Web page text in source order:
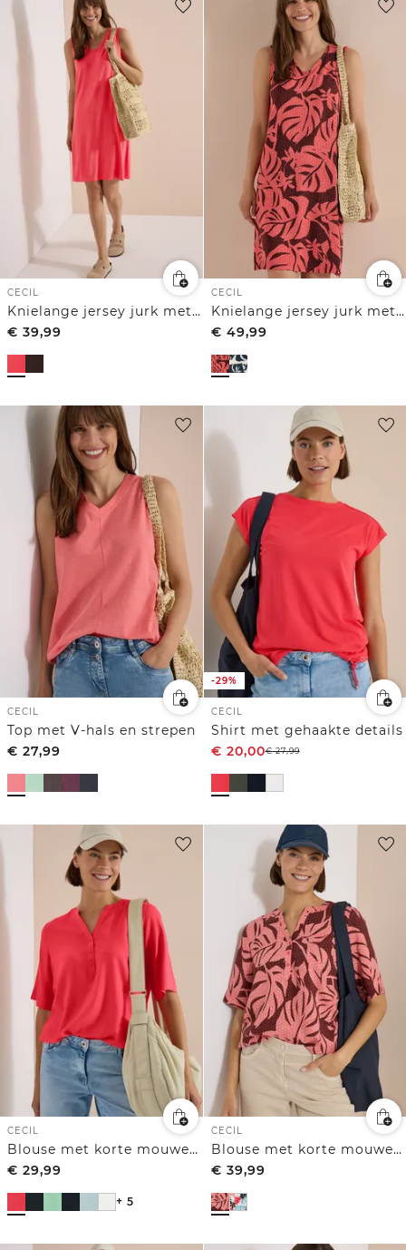
CECIL
Knielange jersey jurk met V-hals
€ 39,99
CECIL
Knielange jersey jurk met V-hals en print
€ 49,99
CECIL
Top met V-hals en strepen
€ 27,99
-29%
CECIL
Shirt met gehaakte details
€ 20,00€27,99
CECIL
Blouse met korte mouwen en gespleten hals
€ 29,99
+ 5
CECIL
Blouse met korte mouwen en gespleten hals
€ 39,99